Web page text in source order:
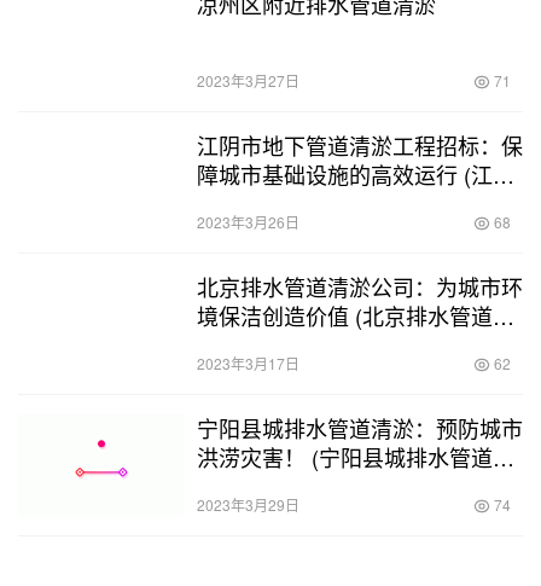
2023年3月27日 71
江阴市地下管道清淤工程招标：保
障城市基础设施的高效运行 (江阴
2023年3月26日 68
北京排水管道清淤公司：为城市环
境保洁创造价值 (北京排水管道清
2023年3月17日 62
宁阳县城排水管道清淤：预防城市
洪涝灾害！ (宁阳县城排水管道清
2023年3月29日 74